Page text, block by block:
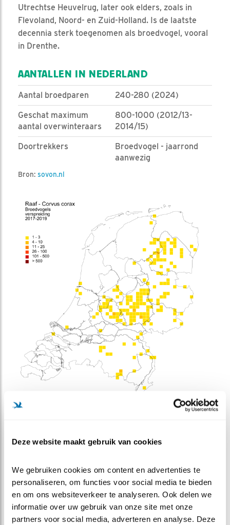
Deze website maakt gebruik van cookies
We gebruiken cookies om content en advertenties te
personaliseren, om functies voor social media te bieden
en om ons websiteverkeer te analyseren. Ook delen we
informatie over uw gebruik van onze site met onze
partners voor social media, adverteren en analyse. Deze
Utrechtse Heuvelrug, later ook elders, zoals in
Flevoland, Noord- en Zuid-Holland. Is de laatste
decennia sterk toegenomen als broedvogel, vooral
in Drenthe.
AANTALLEN IN NEDERLAND
Aantal broedparen 240-280 (2024)
Geschat maximum
aantal overwinteraars
800-1000 (2012/13-
2014/15)
Doortrekkers
Broedvogel - jaarrond
aanwezig
Bron: sovon.nl
+
−